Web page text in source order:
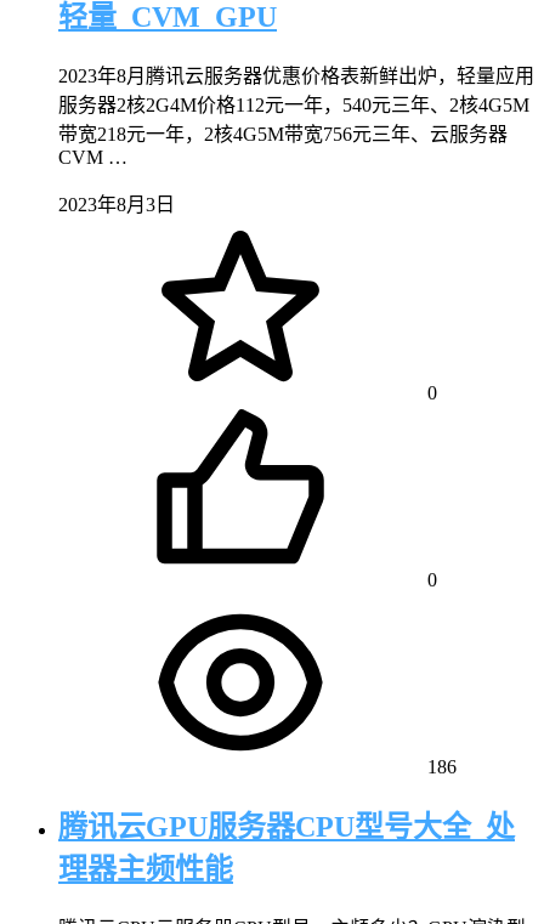
轻量_CVM_GPU
2023年8月腾讯云服务器优惠价格表新鲜出炉，轻量应用
服务器2核2G4M价格112元一年，540元三年、2核4G5M
带宽218元一年，2核4G5M带宽756元三年、云服务器
CVM …
2023年8月3日
0
0
186
腾讯云GPU服务器CPU型号大全_处
理器主频性能